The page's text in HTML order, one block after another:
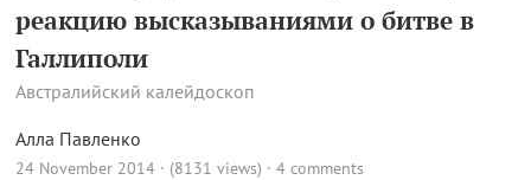
реакцию высказываниями о битве в
Галлиполи
Австралийский калейдоскоп
Алла Павленко
24 November 2014 · (8131 views) · 4 comments